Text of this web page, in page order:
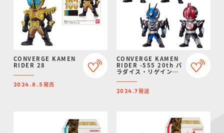
CONVERGE KAMEN
RIDER 28
2024.8.5 発売
CONVERGE KAMEN
RIDER -555 20th パ
ラダイス・リゲインド-
限定】
2024.7発送